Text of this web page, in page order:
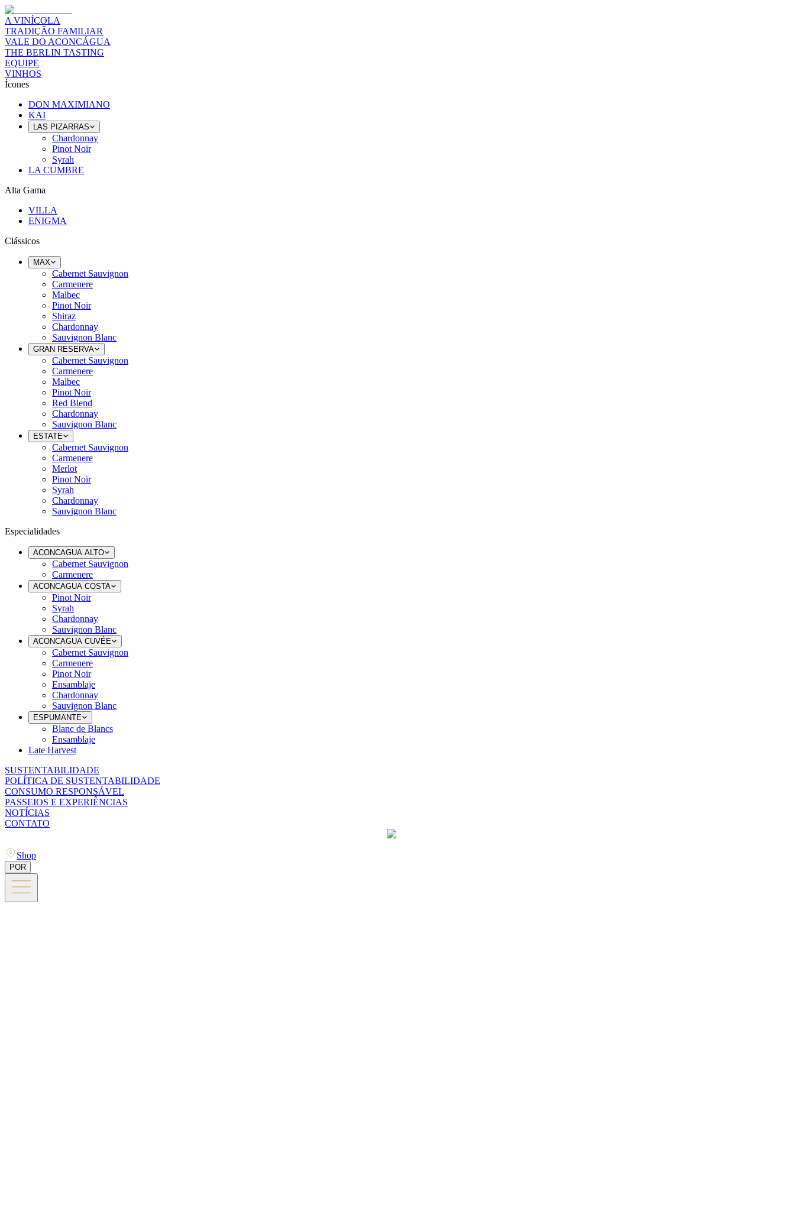
A VINÍCOLA
TRADIÇÃO FAMILIAR
VALE DO ACONCÁGUA
THE BERLIN TASTING
EQUIPE
VINHOS
Ícones
DON MAXIMIANO
KAI
LAS PIZARRAS
Chardonnay
Pinot Noir
Syrah
LA CUMBRE
Alta Gama
VILLA
ENIGMA
Clássicos
MAX
Cabernet Sauvignon
Carmenere
Malbec
Pinot Noir
Shiraz
Chardonnay
Sauvignon Blanc
GRAN RESERVA
Cabernet Sauvignon
Carmenere
Malbec
Pinot Noir
Red Blend
Chardonnay
Sauvignon Blanc
ESTATE
Cabernet Sauvignon
Carmenere
Merlot
Pinot Noir
Syrah
Chardonnay
Sauvignon Blanc
Especialidades
ACONCAGUA ALTO
Cabernet Sauvignon
Carmenere
ACONCAGUA COSTA
Pinot Noir
Syrah
Chardonnay
Sauvignon Blanc
ACONCAGUA CUVÉE
Cabernet Sauvignon
Carmenere
Pinot Noir
Ensamblaje
Chardonnay
Sauvignon Blanc
ESPUMANTE
Blanc de Blancs
Ensamblaje
Late Harvest
SUSTENTABILIDADE
POLÍTICA DE SUSTENTABILIDADE
CONSUMO RESPONSÁVEL
PASSEIOS E EXPERIÊNCIAS
NOTÍCIAS
CONTATO
Shop
POR